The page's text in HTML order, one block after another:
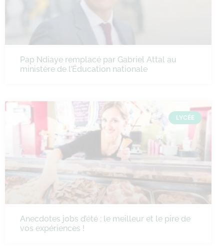
Pap Ndiaye remplacé par Gabriel Attal au
ministère de l’Éducation nationale
LYCÉE
Anecdotes jobs d’été : le meilleur et le pire de
vos expériences !